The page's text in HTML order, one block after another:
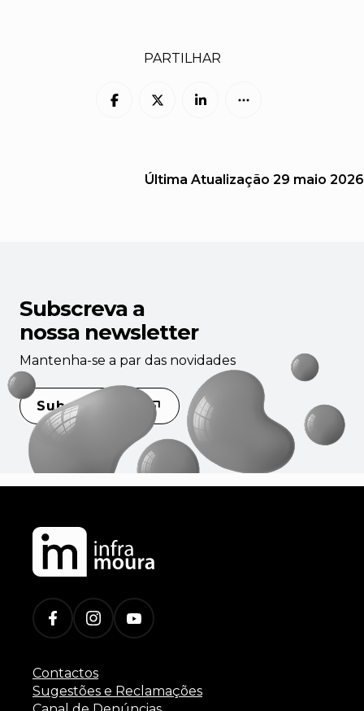
PARTILHAR
Última Atualização 29 maio 2026
Subscreva a
nossa newsletter
Mantenha-se a par das novidades
Subscrever
Contactos
Sugestões e Reclamações